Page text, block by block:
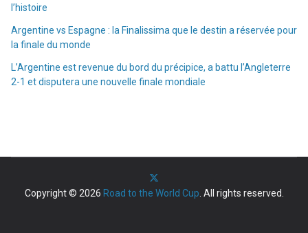
l’histoire
Argentine vs Espagne : la Finalissima que le destin a réservée pour
la finale du monde
L’Argentine est revenue du bord du précipice, a battu l’Angleterre
2-1 et disputera une nouvelle finale mondiale
Copyright © 2026 Road to the World Cup. All rights reserved.